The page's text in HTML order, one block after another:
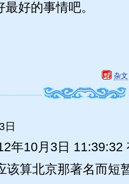
好的事情吧。
杂文
日
年10月3日 11:39:32
该算北京那著名而短